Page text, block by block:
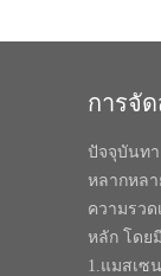
การจั
ปัจจุบันท
หลากหลา
ความรว
หลัก โดย
1.แมสเซ